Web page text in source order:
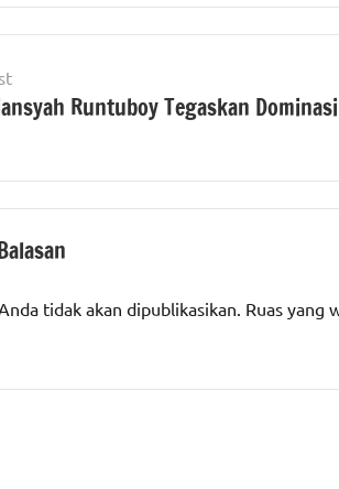
Runtuboy Tegaskan Dominasi
tidak akan dipublikasikan. Ruas yang